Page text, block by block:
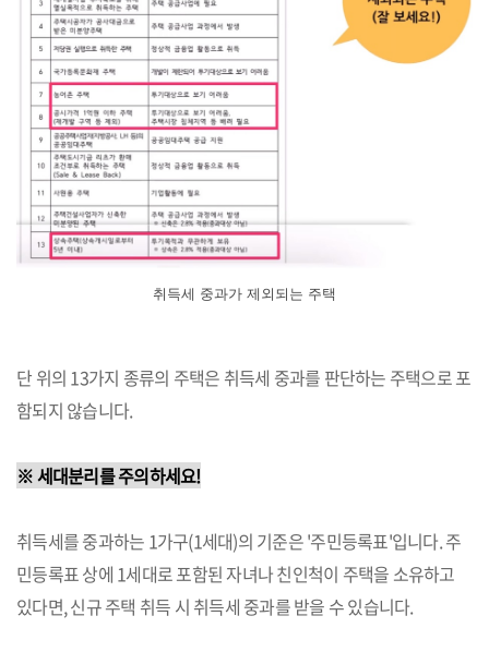
취득세 중과가 제외되는 주택
단 위의 13가지 종류의 주택은 취득세 중과를 판단하는 주택으로 포
함되지 않습니다.
※ 세대분리를 주의하세요!
취득세를 중과하는 1가구(1세대)의 기준은 '주민등록표'입니다. 주
민등록표 상에 1세대로 포함된 자녀나 친인척이 주택을 소유하고
있다면, 신규 주택 취득 시 취득세 중과를 받을 수 있습니다.